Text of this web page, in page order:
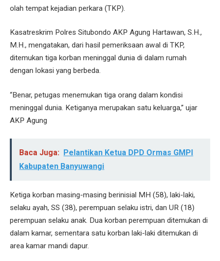
olah tempat kejadian perkara (TKP).
Kasatreskrim Polres Situbondo AKP Agung Hartawan, S.H.,
M.H., mengatakan, dari hasil pemeriksaan awal di TKP,
ditemukan tiga korban meninggal dunia di dalam rumah
dengan lokasi yang berbeda.
“Benar, petugas menemukan tiga orang dalam kondisi
meninggal dunia. Ketiganya merupakan satu keluarga,” ujar
AKP Agung
Baca Juga: Pelantikan Ketua DPD Ormas GMPI
Kabupaten Banyuwangi
Ketiga korban masing-masing berinisial MH (58), laki-laki,
selaku ayah, SS (38), perempuan selaku istri, dan UR (18)
perempuan selaku anak. Dua korban perempuan ditemukan di
dalam kamar, sementara satu korban laki-laki ditemukan di
area kamar mandi dapur.